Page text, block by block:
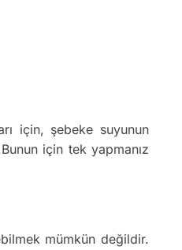
için, şebeke suyunun
için tek yapmanız
mümkün değildir.